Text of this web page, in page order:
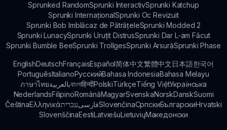
Sprunked RandomSprunki InteractivSprunki Katchup
Sprunki InternaționalSprunki Oc Revizuit
Sprunki Bob Imblăcaz de PătrățeleSprunki Modded 2
Sprunki LunacySprunki Uruțit DistrusSprunki Dar L-am Făcut
Sprunki Bumble BeeSprunki TrollgesSprunki ArsurăSprunki Phase
EnglishDeutschFrançaisEspañol简体中文繁體中文日本語한국어
PortuguêsItalianoРусскийBahasa IndonesiaBahasa Melayu
ภาษาไทยبالعربيةবাংলাहिन्दीPolskiTürkçeTiếng ViệtУкраїнська
NederlandsFilipinoRomânăMagyarSvenskaNorskDanskSuomi
ČeštinaΕλληνικάעבריתفارسیSlovenčinaСрпскиБългарскиHrvatski
SlovenščinaEestiLatviešuLietuviųМакедонски